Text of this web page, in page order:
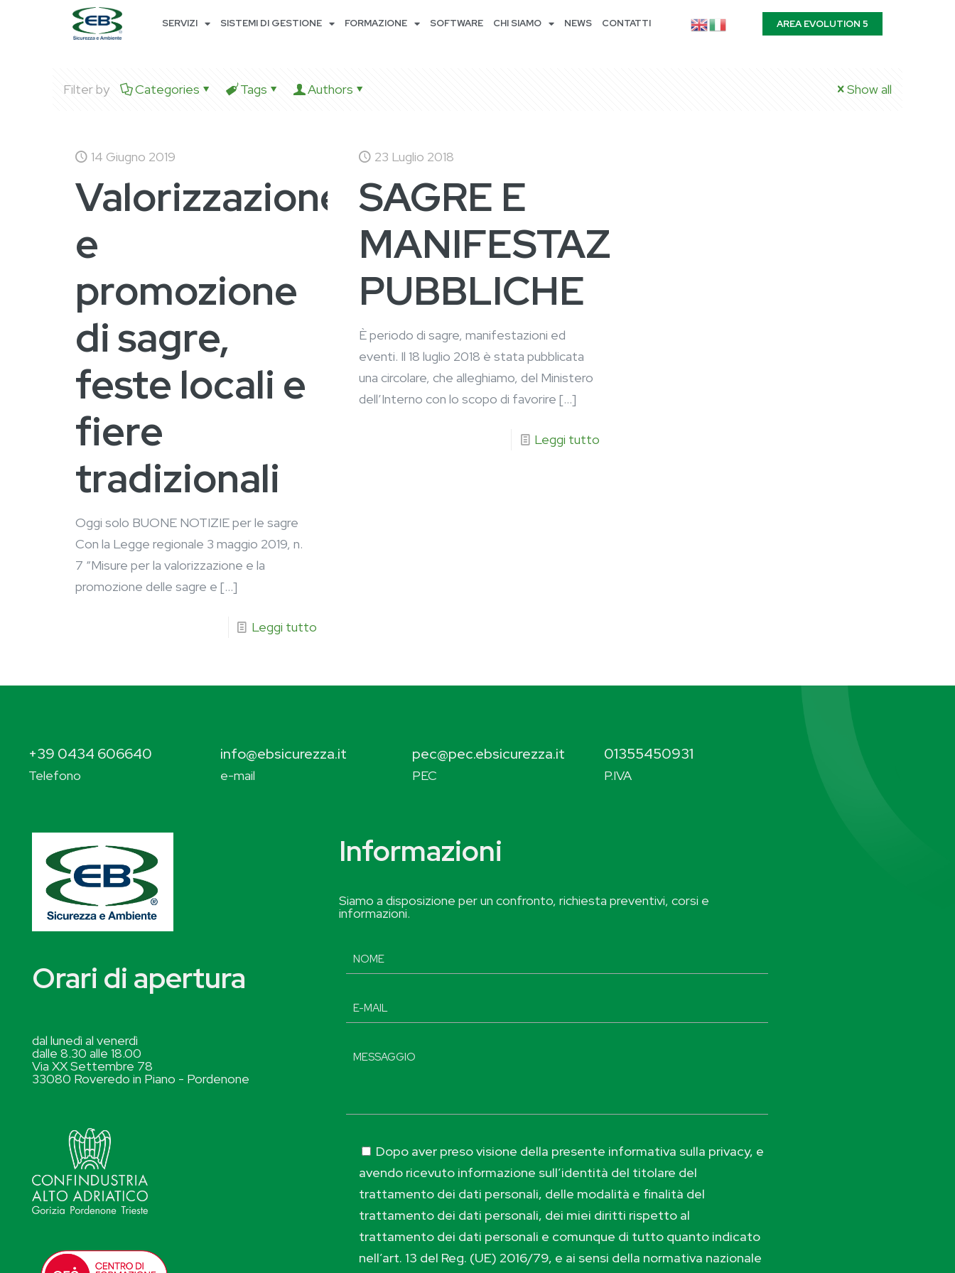
SERVIZI SISTEMI DI GESTIONE FORMAZIONE SOFTWARE CHI SIAMO NEWS CONTATTI AREA EVOLUTION 5
Filter by Categories Tags Authors Show all
14 Giugno 2019
Valorizzazione
e
promozione
di sagre,
feste locali e
fiere
tradizionali
Oggi solo BUONE NOTIZIE per le sagre
Con la Legge regionale 3 maggio 2019, n.
7 “Misure per la valorizzazione e la
promozione delle sagre e […]
Leggi tutto
23 Luglio 2018
SAGRE E
MANIFESTAZIONI
PUBBLICHE
È periodo di sagre, manifestazioni ed
eventi. Il 18 luglio 2018 è stata pubblicata
una circolare, che alleghiamo, del Ministero
dell’Interno con lo scopo di favorire […]
Leggi tutto
+39 0434 606640
Telefono
info@ebsicurezza.it
e-mail
pec@pec.ebsicurezza.it
PEC
01355450931
P.IVA
Orari di apertura
dal lunedì al venerdì
dalle 8.30 alle 18.00
Via XX Settembre 78
33080 Roveredo in Piano - Pordenone
Informazioni
Siamo a disposizione per un confronto, richiesta preventivi, corsi e
informazioni.
Dopo aver preso visione della presente informativa sulla privacy, e
avendo ricevuto informazione sull’identità del titolare del
trattamento dei dati personali, delle modalità e finalità del
trattamento dei dati personali, dei miei diritti rispetto al
trattamento dei dati personali e comunque di tutto quanto indicato
nell’art. 13 del Reg. (UE) 2016/79, e ai sensi della normativa nazionale